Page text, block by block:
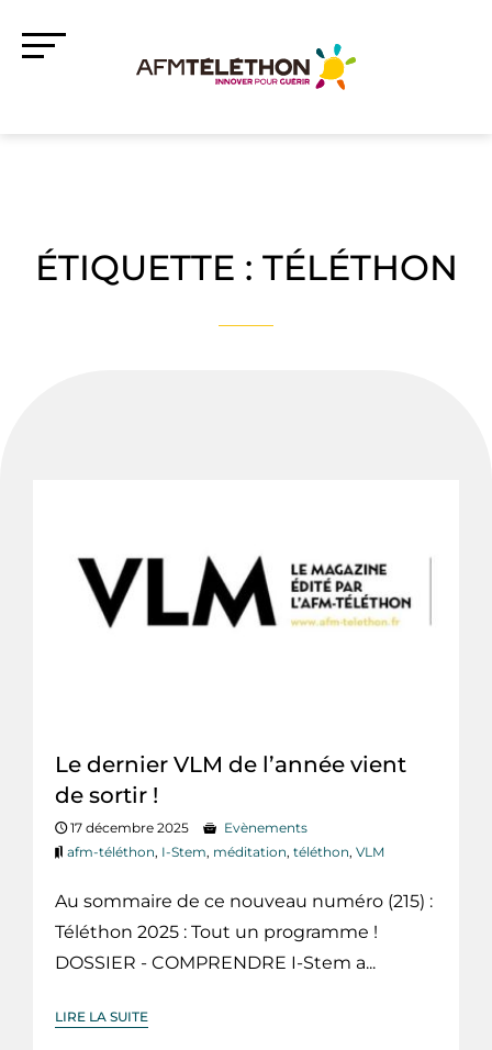
ÉTIQUETTE : TÉLÉTHON
Le dernier VLM de l’année vient
de sortir !
17 décembre 2025
Evènements
afm-téléthon, I-Stem, méditation, téléthon, VLM
Au sommaire de ce nouveau numéro (215) :
Téléthon 2025 : Tout un programme !
DOSSIER - COMPRENDRE I-Stem a...
LIRE LA SUITE